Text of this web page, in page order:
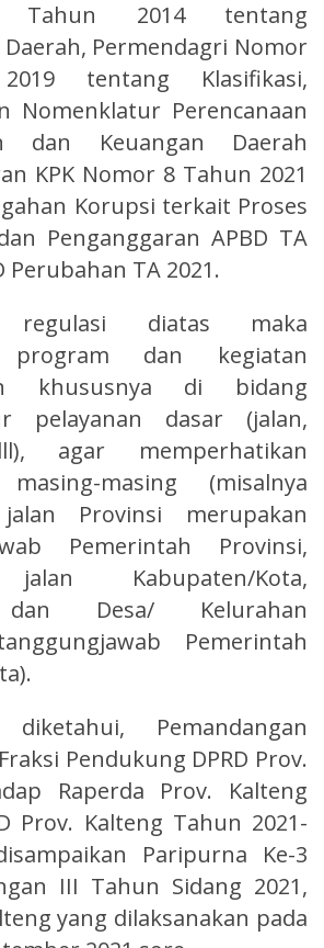
2014 tentang
Permendagri Nomor
tentang Klasifikasi,
Nomenklatur Perencanaan
dan Keuangan Daerah
KPK Nomor 8 Tahun 2021
Korupsi terkait Proses
Penganggaran APBD TA
Perubahan TA 2021.
regulasi diatas maka
program dan kegiatan
khususnya di bidang
pelayanan dasar (jalan,
agar memperhatikan
masing (misalnya
Provinsi merupakan
Pemerintah Provinsi,
Kabupaten/Kota,
dan Desa/ Kelurahan
Pemerintah
diketahui, Pemandangan
Pendukung DPRD Prov.
Raperda Prov. Kalteng
Prov. Kalteng Tahun 2021-
Paripurna Ke-3
III Tahun Sidang 2021,
yang dilaksanakan pada